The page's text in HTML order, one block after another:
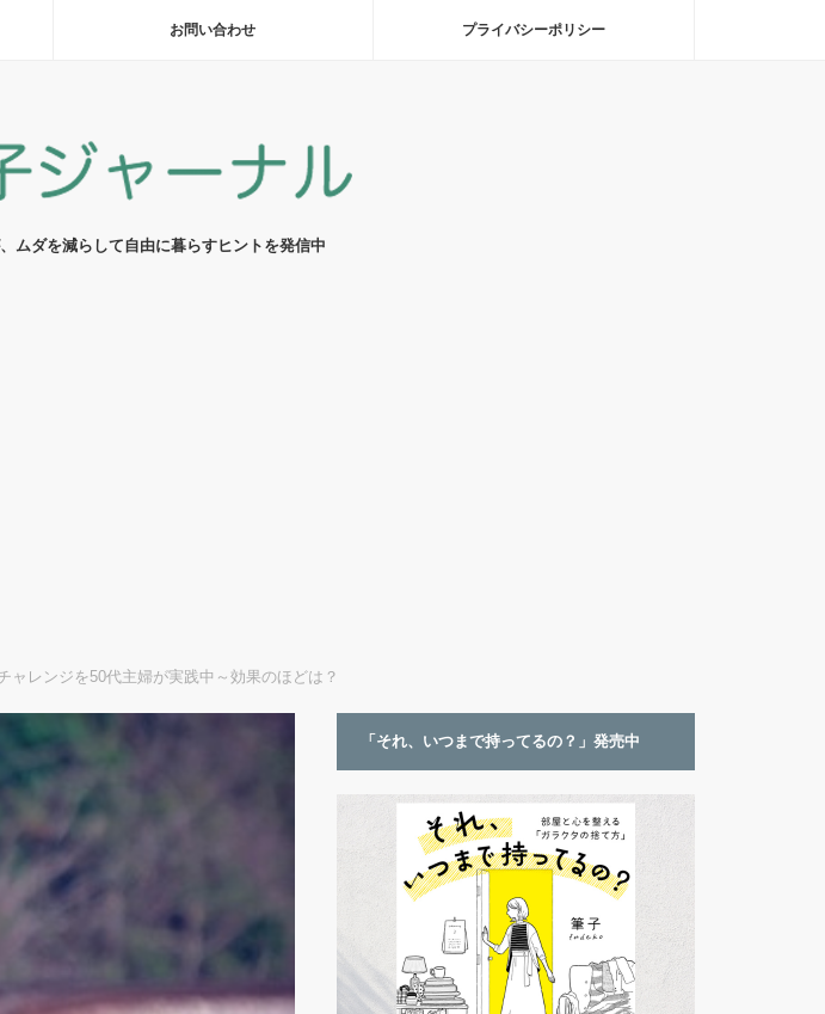
お問い合わせ プライバシーポリシー
ムダを減らして自由に暮らすヒントを発信中
ャレンジを50代主婦が実践中～効果のほどは？
「それ、いつまで持ってるの？」発売中